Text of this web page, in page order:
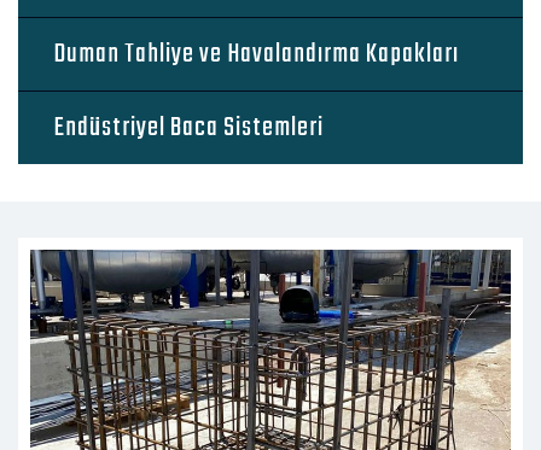
Duman Tahliye ve Havalandırma Kapakları
Endüstriyel Baca Sistemleri